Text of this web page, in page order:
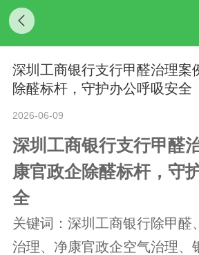
深圳工商银行支行甲醛治理案
除醛标杆，守护办公呼吸安全
2026-06-09
深圳工商银行支行甲醛
康官政企除醛标杆，守
全
关键词：深圳工商银行除甲醛
治理、净康官政企空气治理、